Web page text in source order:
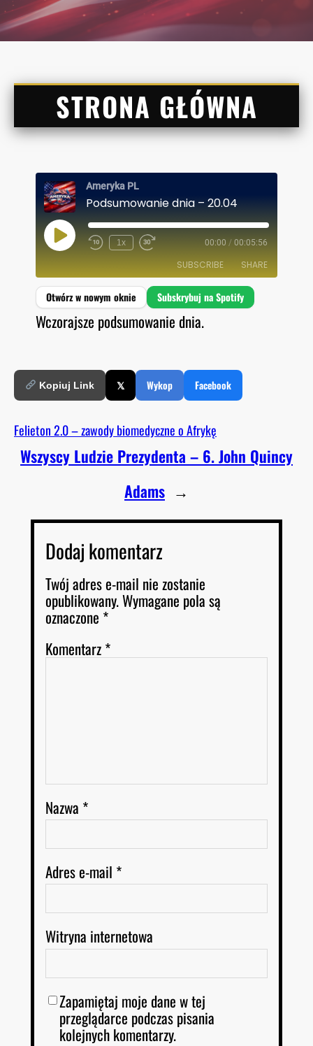
STRONA GŁÓWNA
Ameryka PL
Podsumowanie dnia – 20.04
P
L
P
I
O
1x 00:00 / 00:05:56
SUBSCRIBE SHARE
Spotify
RSS FEED
SHARE
Wczorajsze podsumowanie dnia.
Kopiuj Link 𝕏 Wykop Facebook
Felieton 2.0 – zawody biomedyczne o Afrykę
Wszyscy Ludzie Prezydenta – 6. John Quincy
Adams →
Dodaj komentarz
Twój adres e-mail nie zostanie
opublikowany.Wymagane pola są
oznaczone *
Komentarz*
Nazwa *
Adres e-mail *
Witryna internetowa
Zapamiętaj moje dane w tej
przeglądarce podczas pisania
kolejnych komentarzy.